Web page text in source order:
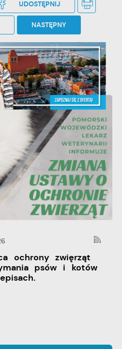
UDOSTĘPNIJ
NASTĘPNY
ochrony zwięrząt
psów i kotów